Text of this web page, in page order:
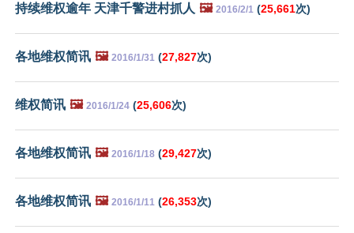
持续维权逾年 天津千警进村抓人 🖼️ 2016/2/1 (25,661次)
各地维权简讯 🖼️ 2016/1/31 (27,827次)
维权简讯 🖼️ 2016/1/24 (25,606次)
各地维权简讯 🖼️ 2016/1/18 (29,427次)
各地维权简讯 🖼️ 2016/1/11 (26,353次)